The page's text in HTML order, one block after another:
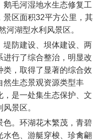
毛河湿地水生态修复工
景区面积32平方公里，其
河湖型水利风景区。
防建设、坝体建设、两
进行了综合整治，明显改
，取得了显著的综合效
然生态景观资源类型丰
是一处集生态保护、文
景区。
。环湖花木繁茂，青碧
色、游艇穿梭、珍禽翩